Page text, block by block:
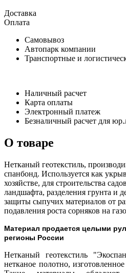
Доставка
Оплата
Самовывоз
Автопарк компании
Транспортные и
Наличный расчет
Карта оплаты
Электронный платеж
Безналичный расчет для
О товаре
Нетканый геотекстиль,
спанбонд. Используется как
хозяйстве, для строительства
ландшафта, разделения грунта и
защиты сыпучих материалов от
подавления роста сорняков на
Материал продается целыми
регионы России
Нетканый геотекстиль
нетканое полотно,